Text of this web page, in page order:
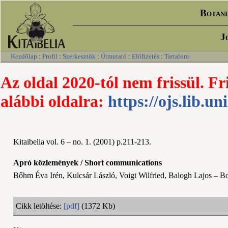
Kezdőlap : Profil : Szerkesztők : Útmutató : Előfizetés : Tartalom
Az oldal 2020-tól nem frissül.
alábbi oldalra: https://
Kitaibelia vol. 6 – no. 1. (2001) p.211-213.
Apró közlemények / Short communications
Bőhm Éva Irén, Kulcsár László, Voigt Wilfried, Balogh Lajos –
Cikk letöltése: [pdf] (1372 Kb)